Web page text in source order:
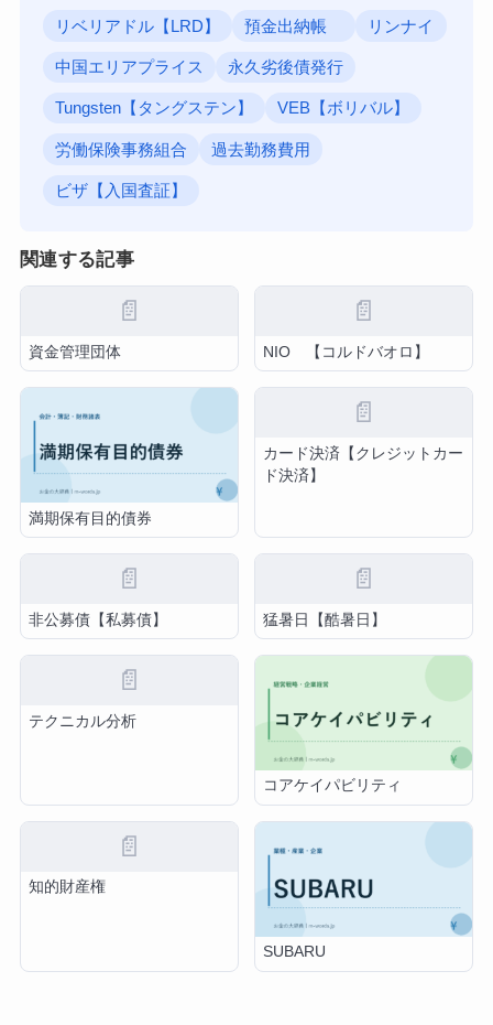
リベリアドル【LRD】 預金出納帳 リンナイ
中国エリアプライス 永久劣後債発行
Tungsten【タングステン】 VEB【ボリバル】
労働保険事務組合 過去勤務費用
ビザ【入国査証】
関連する記事
📄
資金管理団体
📄
NIO 【コルドバオロ】
満期保有目的債券
📄
カード決済【クレジットカー
ド決済】
📄
非公募債【私募債】
📄
猛暑日【酷暑日】
📄
テクニカル分析
コアケイパビリティ
📄
知的財産権
SUBARU